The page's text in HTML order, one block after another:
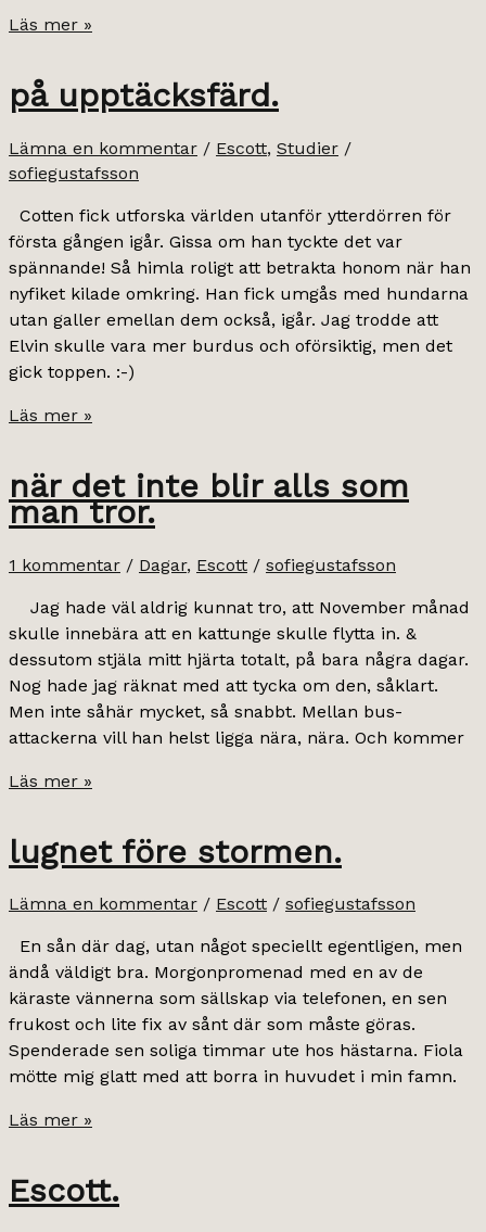
cottekatten.
Läs mer »
på upptäcksfärd.
Lämna en kommentar / Escott, Studier /
sofiegustafsson
Cotten fick utforska världen utanför ytterdörren för
första gången igår. Gissa om han tyckte det var
spännande! Så himla roligt att betrakta honom när han
nyfiket kilade omkring. Han fick umgås med hundarna
utan galler emellan dem också, igår. Jag trodde att
Elvin skulle vara mer burdus och oförsiktig, men det
gick toppen. :-)
på
Läs mer »
när det inte blir alls som
man tror.
1 kommentar / Dagar, Escott / sofiegustafsson
Jag hade väl aldrig kunnat tro, att November månad
skulle innebära att en kattunge skulle flytta in. &
dessutom stjäla mitt hjärta totalt, på bara några dagar.
Nog hade jag räknat med att tycka om den, såklart.
Men inte såhär mycket, så snabbt. Mellan bus-
attackerna vill han helst ligga nära, nära. Och kommer
när
blir
som
tror.
Läs mer »
lugnet före stormen.
Lämna en kommentar / Escott / sofiegustafsson
En sån där dag, utan något speciellt egentligen, men
ändå väldigt bra. Morgonpromenad med en av de
käraste vännerna som sällskap via telefonen, en sen
frukost och lite fix av sånt där som måste göras.
Spenderade sen soliga timmar ute hos hästarna. Fiola
mötte mig glatt med att borra in huvudet i min famn.
lugnet
Läs mer »
Escott.